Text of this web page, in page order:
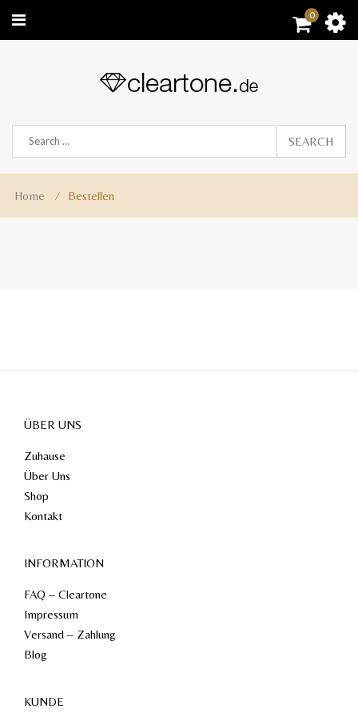
0
SEARCH
Home ⁄ Bestellen
ÜBER UNS
Zuhause
Über Uns
Shop
Kontakt
INFORMATION
FAQ – Cleartone
Impressum
Versand – Zahlung
Blog
KUNDE